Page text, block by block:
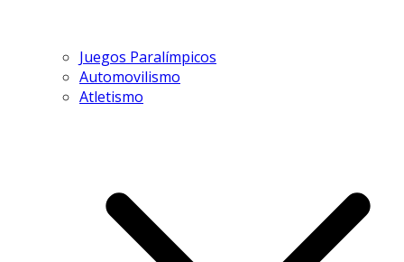
Juegos Paralímpicos
Automovilismo
Atletismo